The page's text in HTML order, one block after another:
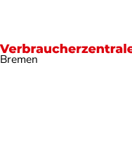
BremenDigitales